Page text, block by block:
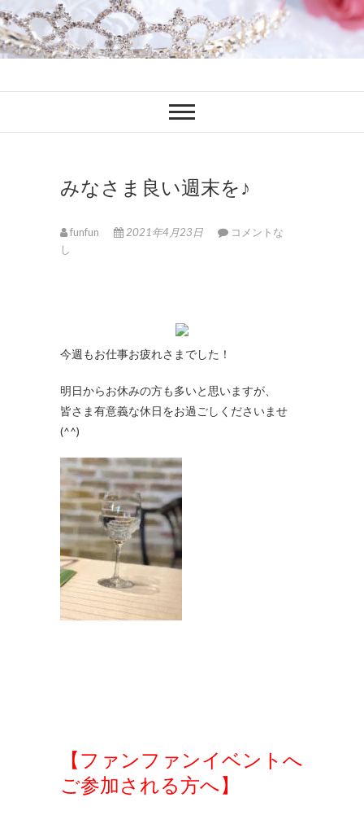
ファンブロ
みなさま良い週末を♪
funfun 2021年4月23日
コメントな
し
今週もお仕事お疲れさまでした！
明日からお休みの方も多いと思いますが、
皆さま有意義な休日をお過ごしくださいませ
(^^)
【ファンファンイベントへ
ご参加される方へ】